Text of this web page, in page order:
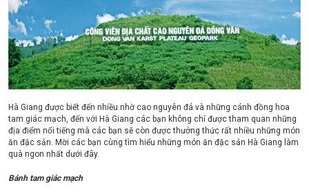
Hà Giang được biết đến nhiều nhờ cao nguyên đá và những cánh đồng hoa
tam giác mạch, đến với Hà Giang các bạn không chỉ được tham quan những
địa điểm nổi tiếng mà các bạn sẽ còn được thưởng thức rất nhiều những món
ăn đặc sản. Mời các bạn cùng tìm hiểu những món ăn đặc sản Hà Giang làm
quà ngon nhất dưới đây.
Bánh tam giác mạch